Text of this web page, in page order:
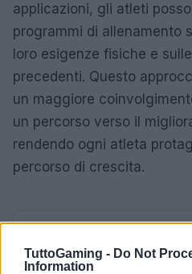
TuttoGaming - Do Not
Information
applicazioni, gli atleti
programmi di allenamento
loro esigenze fisiche e
precedenti. Questo
un maggiore
un percorso verso il
rendendo ogni atleta
percorso di crescita.
Redazione